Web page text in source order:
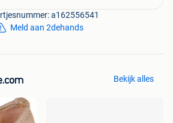
a162556541
Meld aan 2dehands
Bekijk alles